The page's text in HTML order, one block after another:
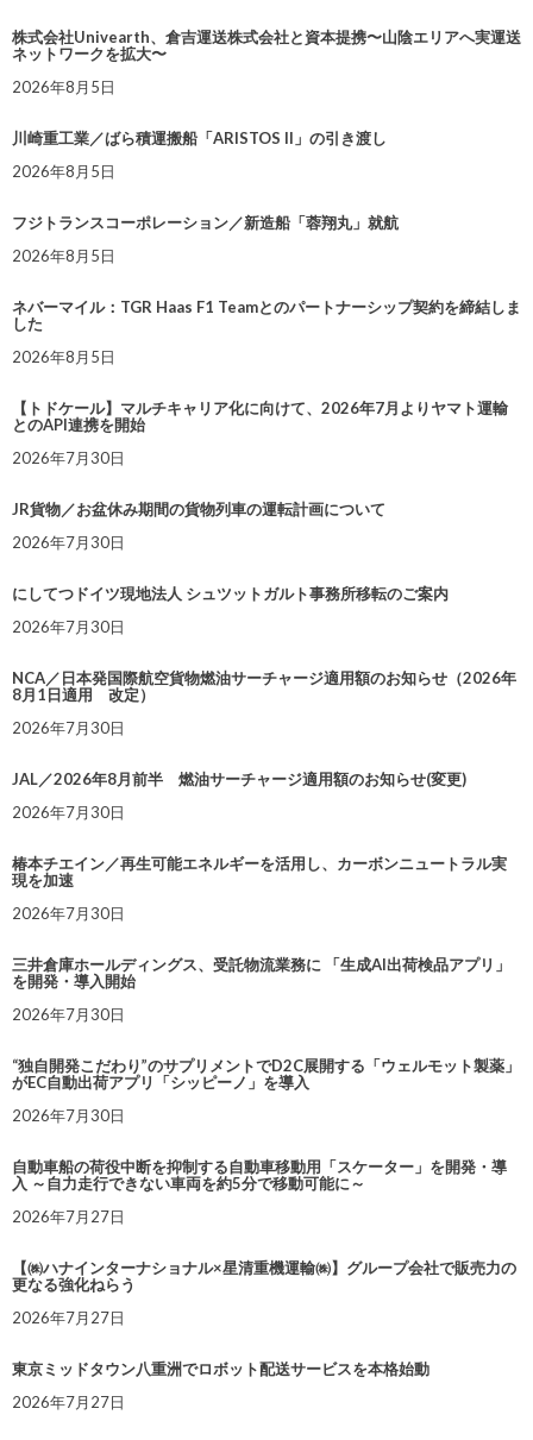
株式会社Univearth、倉吉運送株式会社と資本提携〜山陰エリアへ実運送
ネットワークを拡大〜
2026年8月5日
川崎重工業／ばら積運搬船「ARISTOS II」の引き渡し
2026年8月5日
フジトランスコーポレーション／新造船「蓉翔丸」就航
2026年8月5日
ネバーマイル：TGR Haas F1 Teamとのパートナーシップ契約を締結しま
した
2026年8月5日
【トドケール】マルチキャリア化に向けて、2026年7月よりヤマト運輸
とのAPI連携を開始
2026年7月30日
JR貨物／お盆休み期間の貨物列車の運転計画について
2026年7月30日
にしてつドイツ現地法人 シュツットガルト事務所移転のご案内
2026年7月30日
NCA／日本発国際航空貨物燃油サーチャージ適用額のお知らせ（2026年
8月1日適用 改定）
2026年7月30日
JAL／2026年8月前半 燃油サーチャージ適用額のお知らせ(変更)
2026年7月30日
椿本チエイン／再生可能エネルギーを活用し、カーボンニュートラル実
現を加速
2026年7月30日
三井倉庫ホールディングス、受託物流業務に 「生成AI出荷検品アプリ」
を開発・導入開始
2026年7月30日
“独自開発こだわり”のサプリメントでD2C展開する「ウェルモット製薬」
がEC自動出荷アプリ「シッピーノ」を導入
2026年7月30日
自動車船の荷役中断を抑制する自動車移動用「スケーター」を開発・導
入 ～自力走行できない車両を約5分で移動可能に～
2026年7月27日
【㈱ハナインターナショナル×星清重機運輸㈱】グループ会社で販売力の
更なる強化ねらう
2026年7月27日
東京ミッドタウン八重洲でロボット配送サービスを本格始動
2026年7月27日